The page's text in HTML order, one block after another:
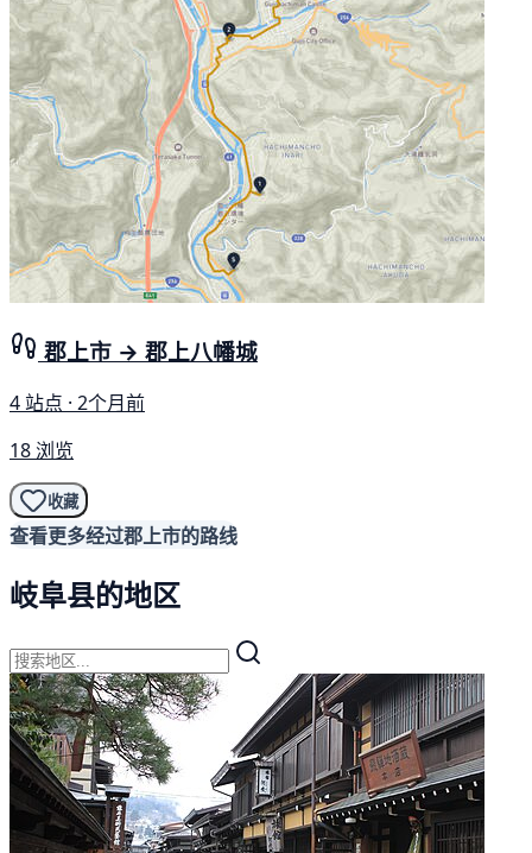
郡上市 → 郡上八幡城
4 站点 · 2个月前
18 浏览
收藏
查看更多经过郡上市的路线
岐阜县的地区